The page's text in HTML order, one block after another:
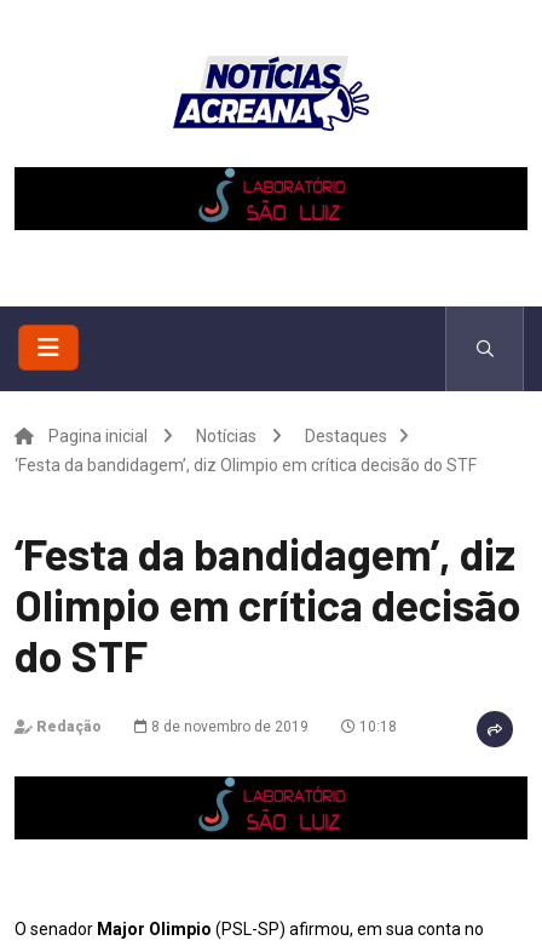
Pagina inicial Notícias
Destaques
‘Festa da bandidagem’, diz Olimpio em crítica decisão do STF
‘Festa da bandidagem’, diz
Olimpio em crítica decisão
do STF
Redação 8 de novembro de 2019 10:18
O senador Major Olimpio (PSL-SP) afirmou, em sua conta no